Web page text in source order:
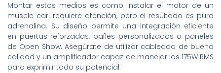
Montar estos medios es como instalar el motor de un
muscle car: requiere atención, pero el resultado es pura
adrenalina. Su diseño permite una integración eficiente
en puertas reforzadas, bafles personalizados o paneles
de Open Show. Asegúrate de utilizar cableado de buena
calidad y un amplificador capaz de manejar los 175W RMS
para exprimir todo su potencial.